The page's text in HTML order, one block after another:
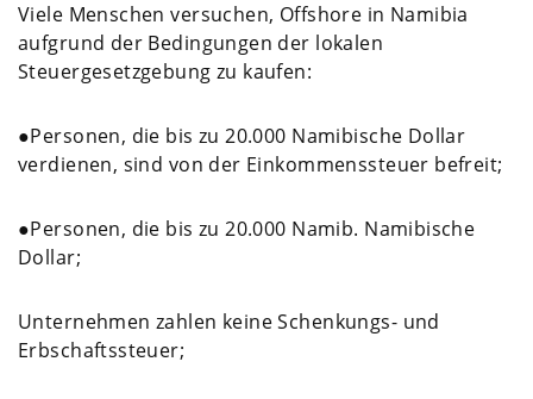
Viele Menschen versuchen, Offshore in Namibia
aufgrund der Bedingungen der lokalen
Steuergesetzgebung zu kaufen:
●Personen, die bis zu 20.000 Namibische Dollar
verdienen, sind von der Einkommenssteuer befreit;
●Personen, die bis zu 20.000 Namib. Namibische
Dollar;
Unternehmen zahlen keine Schenkungs- und
Erbschaftssteuer;